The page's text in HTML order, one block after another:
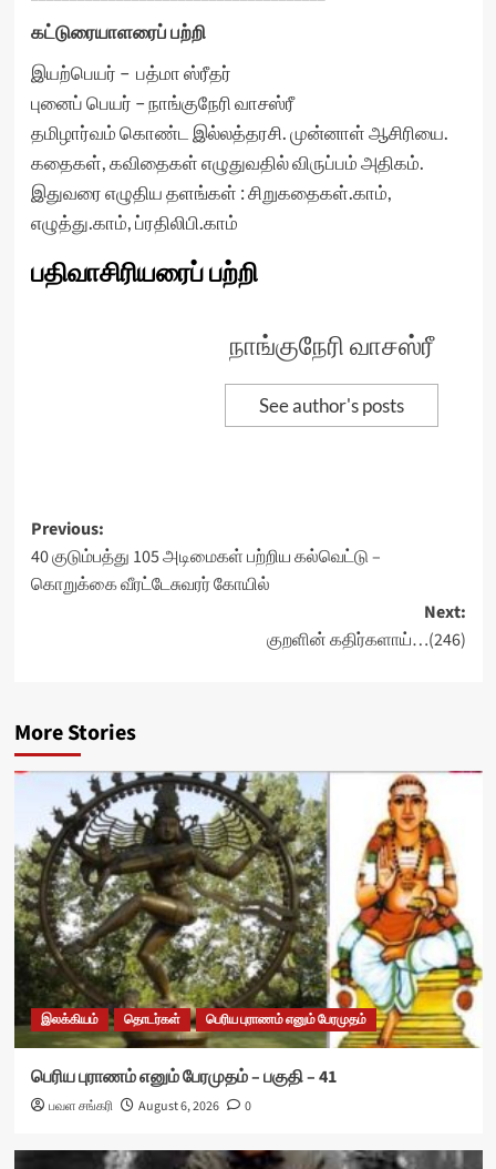
கட்டுரையாளரைப் பற்றி
இயற்பெயர் – பத்மா ஸ்ரீதர்
புனைப் பெயர் – நாங்குநேரி வாசஸ்ரீ
தமிழார்வம் கொண்ட இல்லத்தரசி. முன்னாள் ஆசிரியை.
கதைகள், கவிதைகள் எழுதுவதில் விருப்பம் அதிகம்.
இதுவரை எழுதிய தளங்கள் : சிறுகதைகள்.காம்,
எழுத்து.காம், ப்ரதிலிபி.காம்
பதிவாசிரியரைப் பற்றி
நாங்குநேரி வாசஸ்ரீ
See author's posts
Post
navigation
Previous:
40 குடும்பத்து 105 அடிமைகள் பற்றிய கல்வெட்டு –
கொறுக்கை வீரட்டேசுவரர் கோயில்
Next:
குறளின் கதிர்களாய்…(246)
More Stories
இலக்கியம் தொடர்கள் பெரிய புராணம் எனும் பேரமுதம்
பெரிய புராணம் எனும் பேரமுதம் – பகுதி – 41
பவள சங்கரி August 6, 2026 0